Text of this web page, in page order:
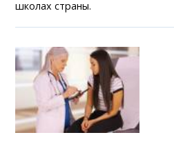
школах страны.